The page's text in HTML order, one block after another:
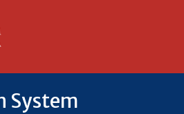
System